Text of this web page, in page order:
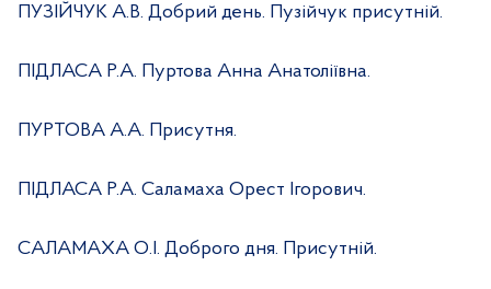
ПУЗІЙЧУК А.В. Добрий день. Пузійчук присутній.
ПІДЛАСА Р.А. Пуртова Анна Анатоліївна.
ПУРТОВА А.А. Присутня.
ПІДЛАСА Р.А. Саламаха Орест Ігорович.
САЛАМАХА О.І. Доброго дня. Присутній.